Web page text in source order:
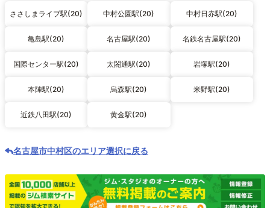
ささしまライブ駅(20) 中村公園駅(20) 中村日赤駅(20)
亀島駅(20) 名古屋駅(20) 名鉄名古屋駅(20)
国際センター駅(20) 太閤通駅(20) 岩塚駅(20)
本陣駅(20) 烏森駅(20) 米野駅(20)
近鉄八田駅(20) 黄金駅(20)
名古屋市中村区のエリア選択に戻る